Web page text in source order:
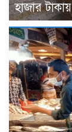
হাজার টাকায়